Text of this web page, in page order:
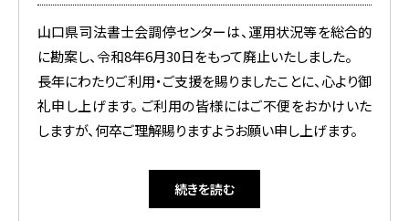
山口県司法書士会調停センターは、運用状況等を総合的
に勘案し、令和8年6月30日をもって廃止いたしました。
長年にわたりご利用・ご支援を賜りましたことに、心より御
礼申し上げます。 ご利用の皆様にはご不便をおかけいた
しますが、何卒ご理解賜りますようお願い申し上げます。
続きを読む